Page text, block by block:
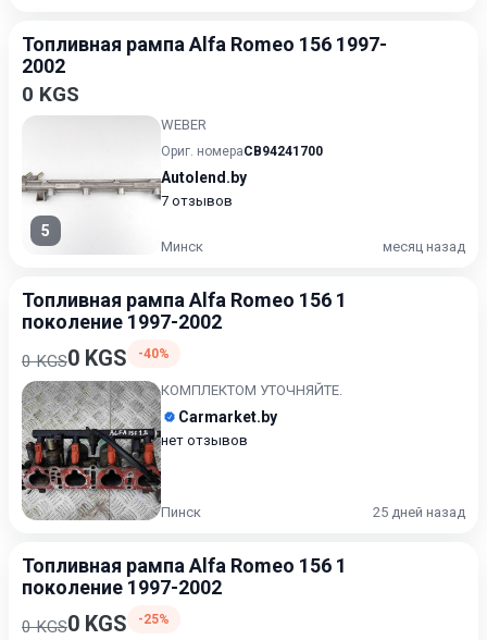
Топливная рампа Alfa Romeo 156 1997-
2002
0 KGS
5
WEBER
Ориг. номераCB94241700
Autolend.by
7 отзывов
Минск месяц назад
Топливная рампа Alfa Romeo 156 1
поколение 1997-2002
0 KGS0 KGS -40%
КОМПЛЕКТОМ УТОЧНЯЙТЕ.
Carmarket.by
нет отзывов
Пинск 25 дней назад
Топливная рампа Alfa Romeo 156 1
поколение 1997-2002
0 KGS0 KGS -25%